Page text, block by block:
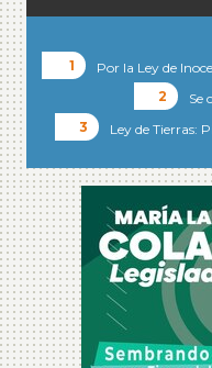
Por la Ley de
Se
Ley de Tierras: